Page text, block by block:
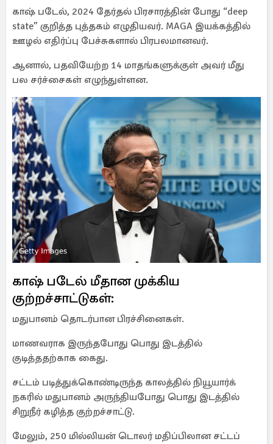
காஷ் படேல், 2024 தேர்தல் பிரசாரத்தின் போது “deep
state” குறித்த புத்தகம் எழுதியவர். MAGA இயக்கத்தில்
ஊழல் எதிர்ப்பு பேச்சுகளால் பிரபலமானவர்.
ஆனால், பதவியேற்ற 14 மாதங்களுக்குள் அவர் மீது
பல சர்ச்சைகள் எழுந்துள்ளன.
காஷ் படேல் மீதான முக்கிய
குற்றச்சாட்டுகள்:
மதுபானம் தொடர்பான பிரச்சினைகள்.
மாணவராக இருந்தபோது பொது இடத்தில்
குடித்ததற்காக கைது.
சட்டம் படித்துக்கொண்டிருந்த காலத்தில் நியூயார்க்
நகரில் மதுபானம் அருந்தியபோது பொது இடத்தில்
சிறுநீர் கழித்த குற்றச்சாட்டு.
மேலும், 250 மில்லியன் டொலர் மதிப்பிலான சட்டப்